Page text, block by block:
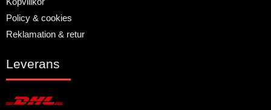
Policy & cookies
Reklamation & retur
Leverans